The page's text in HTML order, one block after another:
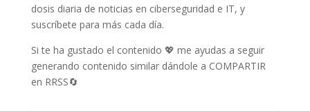
dosis diaria de noticias en ciberseguridad e IT, y
suscríbete para más cada día.
Si te ha gustado el contenido 💖 me ayudas a seguir
generando contenido similar dándole a COMPARTIR
en RRSS🔄